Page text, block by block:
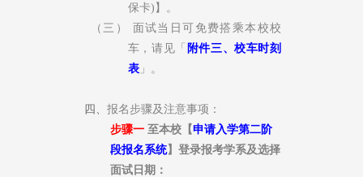
保卡) 】。
（三）
面试当日可免费搭乘本校校
车，请见「 附件三、校车时刻
表」。
四、 报名步骤及注意事项 ：
步骤一 至本校【申请入学第二阶
段报名系统】登录报考学系及选择
面试日期：